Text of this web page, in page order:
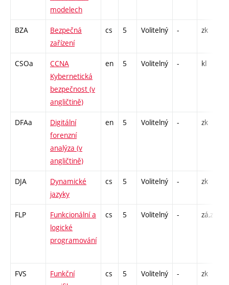
modelech
BZA
Bezpečná
zařízení
cs 5 Volitelný - zk
CSOa
CCNA
Kybernetická
bezpečnost (v
angličtině)
en 5 Volitelný - kl
DFAa
Digitální
forenzní
analýza (v
angličtině)
en 5 Volitelný - zk
DJA
Dynamické
jazyky
cs 5 Volitelný - zk
FLP
Funkcionální a
logické
programování
cs 5 Volitelný - zá,zk
FVS
Funkční
cs 5 Volitelný - zk